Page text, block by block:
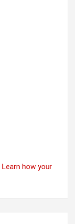
Learn how your